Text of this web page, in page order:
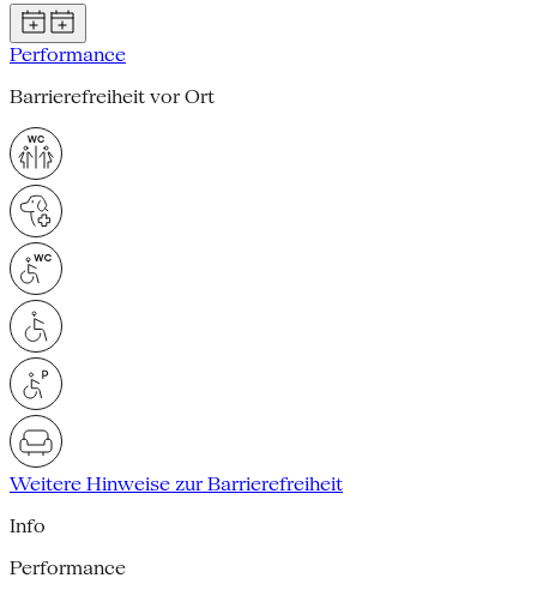
Performance
Barrierefreiheit vor Ort
Weitere Hinweise zur Barrierefreiheit
Info
Performance